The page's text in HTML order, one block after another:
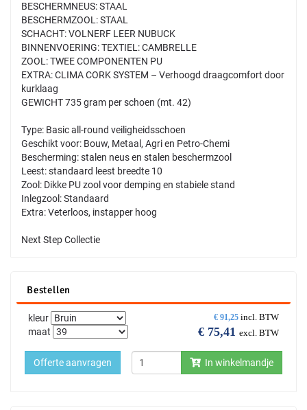
BESCHERMNEUS: STAAL
BESCHERMZOOL: STAAL
SCHACHT: VOLNERF LEER NUBUCK
BINNENVOERING: TEXTIEL: CAMBRELLE
ZOOL: TWEE COMPONENTEN PU
EXTRA: CLIMA CORK SYSTEM – Verhoogd draagcomfort door
kurklaag
GEWICHT 735 gram per schoen (mt. 42)
Type: Basic all-round veiligheidsschoen
Geschikt voor: Bouw, Metaal, Agri en Petro-Chemi
Bescherming: stalen neus en stalen beschermzool
Leest: standaard leest breedte 10
Zool: Dikke PU zool voor demping en stabiele stand
Inlegzool: Standaard
Extra: Veterloos, instapper hoog
Next Step Collectie
Bestellen
€ 91,25 incl. BTW
€ 75,41 excl. BTW
kleur
maat
In winkelmandje
Offerte aanvragen